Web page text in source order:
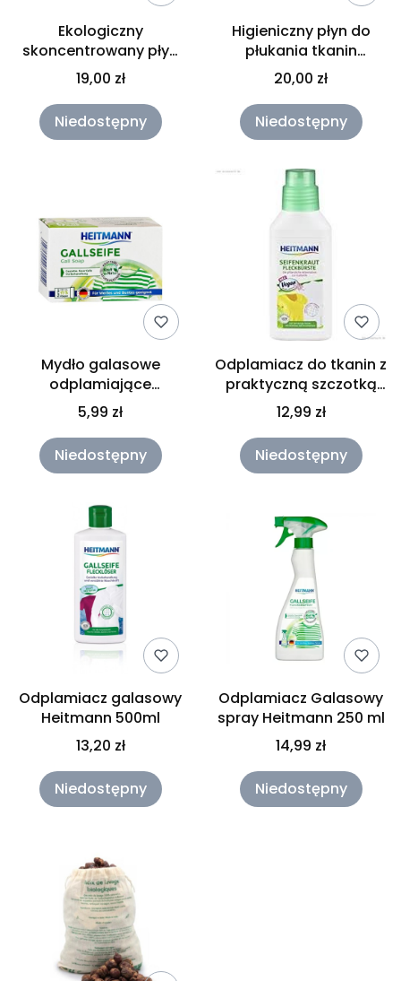
Ekologiczny
skoncentrowany płyn
do płukania tkanin dla
niemowląt z
ekstraktem rumianku
Garden Eco 1L
19,00 zł
Niedostępny
Higieniczny płyn do
płukania tkanin
Heitmann 1250ml
20,00 zł
Niedostępny
Mydło galasowe
odplamiające
Heitmann 100g
5,99 zł
Niedostępny
Odplamiacz do tkanin z
praktyczną szczotką
Heitmann 250ml
12,99 zł
Niedostępny
Odplamiacz galasowy
Heitmann 500ml
13,20 zł
Niedostępny
Odplamiacz Galasowy
spray Heitmann 250 ml
14,99 zł
Niedostępny